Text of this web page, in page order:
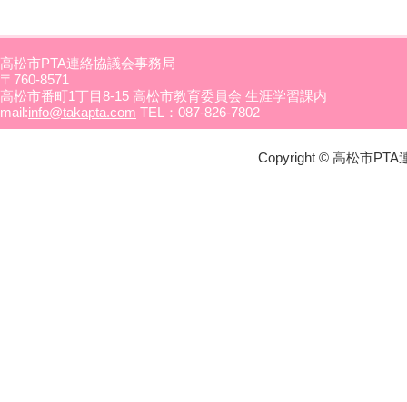
高松市PTA連絡協議会事務局
〒760-8571
高松市番町1丁目8-15 高松市教育委員会 生涯学習課内
mail:info@takapta.com TEL：087-826-7802
Copyright © 高松市PTA